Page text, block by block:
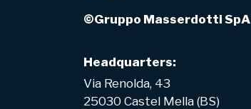
©Gruppo Masserdotti SpA
Headquarters:
Via Renolda, 43
25030 Castel Mella (BS)